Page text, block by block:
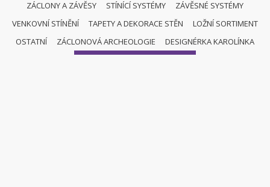
ZÁCLONY A ZÁVĚSY STÍNÍCÍ SYSTÉMY
ZÁVĚSNÉ SYSTÉMY
VENKOVNÍ STÍNĚNÍ
TAPETY A DEKORACE STĚN
LOŽNÍ SORTIMENT
OSTATNÍ
ZÁCLONOVÁ ARCHEOLOGIE DESIGNÉRKA KAROLÍNKA
OSTATNÍ